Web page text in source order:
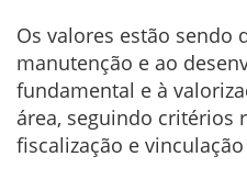
Os valores estão sendo
manutenção e ao
fundamental e à
área, seguindo critérios
fiscalização e